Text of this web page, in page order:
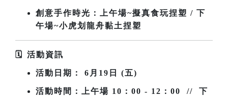
創意手作時光：上午場~擬真食玩捏塑 / 下
午場~小虎划龍舟黏土捏塑
🗓 活動資訊
活動日期： 6 月19日 (五)
活動時間：上午場 10 ：00 - 12：00 // 下